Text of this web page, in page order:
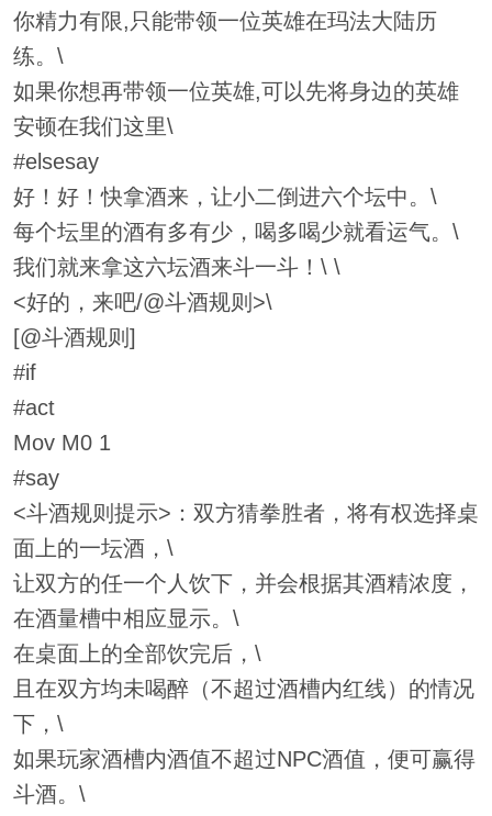
你精力有限,只能带领一位英雄在玛法大陆历
练。\
如果你想再带领一位英雄,可以先将身边的英雄
安顿在我们这里\
#elsesay
好！好！快拿酒来，让小二倒进六个坛中。\
每个坛里的酒有多有少，喝多喝少就看运气。\
我们就来拿这六坛酒来斗一斗！\ \
<好的，来吧/@斗酒规则>\
[@斗酒规则]
#if
#act
Mov M0 1
#say
<斗酒规则提示>：双方猜拳胜者，将有权选择桌
面上的一坛酒，\
让双方的任一个人饮下，并会根据其酒精浓度，
在酒量槽中相应显示。\
在桌面上的全部饮完后，\
且在双方均未喝醉（不超过酒槽内红线）的情况
下，\
如果玩家酒槽内酒值不超过NPC酒值，便可赢得
斗酒。\